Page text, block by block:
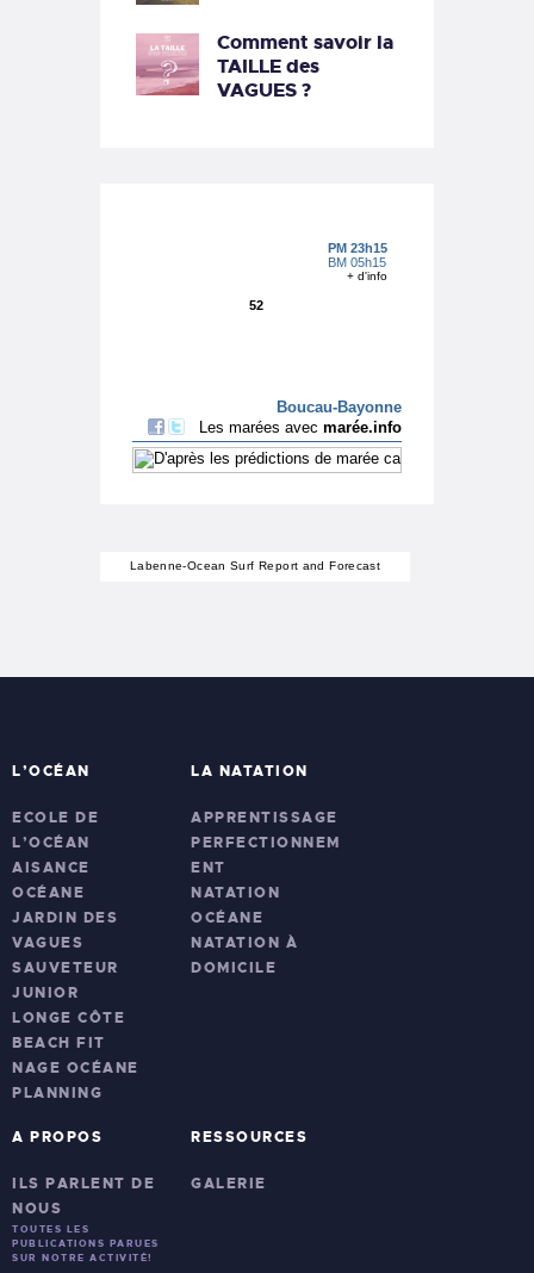
Comment savoir la
TAILLE des
VAGUES ?
Labenne-Ocean Surf Report and Forecast
L’OCÉAN
ECOLE DE
L’OCÉAN
AISANCE
OCÉANE
JARDIN DES
VAGUES
SAUVETEUR
JUNIOR
LONGE CÔTE
BEACH FIT
NAGE OCÉANE
PLANNING
LA NATATION
APPRENTISSAGE
PERFECTIONNEM
ENT
NATATION
OCÉANE
NATATION À
DOMICILE
A PROPOS
ILS PARLENT DE
NOUS
TOUTES LES
PUBLICATIONS PARUES
SUR NOTRE ACTIVITÉ!
RESSOURCES
GALERIE